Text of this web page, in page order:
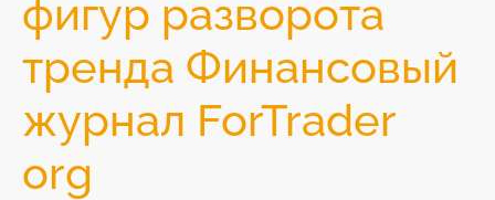
фигур разворота
тренда Финансовый
журнал ForTrader
org